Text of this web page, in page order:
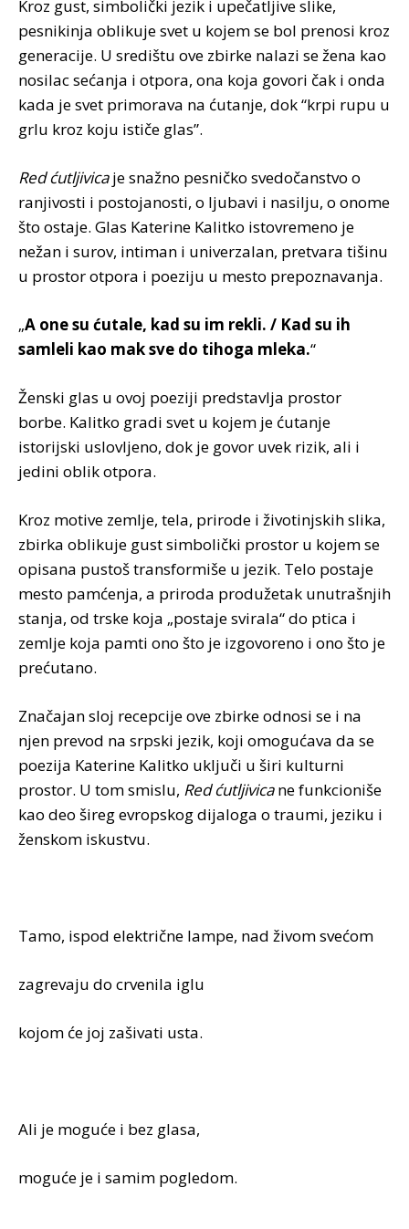
Kroz gust, simbolički jezik i upečatljive slike,
pesnikinja oblikuje svet u kojem se bol prenosi kroz
generacije. U središtu ove zbirke nalazi se žena kao
nosilac sećanja i otpora, ona koja govori čak i onda
kada je svet primorava na ćutanje, dok “krpi rupu u
grlu kroz koju ističe glas”.
Red ćutljivicaje snažno pesničko svedočanstvo o
ranjivosti i postojanosti, o ljubavi i nasilju, o onome
što ostaje. Glas Katerine Kalitko istovremeno je
nežan i surov, intiman i univerzalan, pretvara tišinu
u prostor otpora i poeziju u mesto prepoznavanja.
„A one su ćutale, kad su im rekli. / Kad su ih
samleli kao mak sve do tihoga mleka.“
Ženski glas u ovoj poeziji predstavlja prostor
borbe. Kalitko gradi svet u kojem je ćutanje
istorijski uslovljeno, dok je govor uvek rizik, ali i
jedini oblik otpora.
Kroz motive zemlje, tela, prirode i životinjskih slika,
zbirka oblikuje gust simbolički prostor u kojem se
opisana pustoš transformiše u jezik. Telo postaje
mesto pamćenja, a priroda produžetak unutrašnjih
stanja, od trske koja „postaje svirala“ do ptica i
zemlje koja pamti ono što je izgovoreno i ono što je
prećutano.
Značajan sloj recepcije ove zbirke odnosi se i na
njen prevod na srpski jezik, koji omogućava da se
poezija Katerine Kalitko uključi u širi kulturni
prostor. U tom smislu, Red ćutljivicane funkcioniše
kao deo šireg evropskog dijaloga o traumi, jeziku i
ženskom iskustvu.
Tamo, ispod električne lampe, nad živom svećom
zagrevaju do crvenila iglu
kojom će joj zašivati usta.
Ali je moguće i bez glasa,
moguće je i samim pogledom.